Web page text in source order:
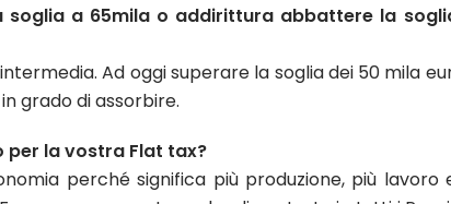
a 65mila o addirittura abbattere la
Ad oggi superare la soglia dei 50 mila
grado di assorbire.
per la vostra Flat tax?
perché significa più produzione, più lavoro